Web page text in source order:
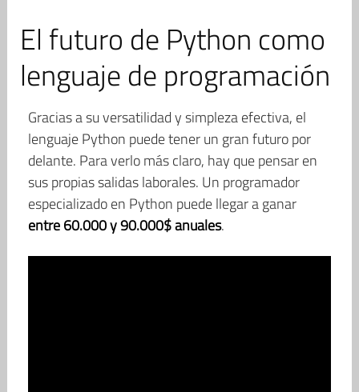
El futuro de Python como
lenguaje de programación
Gracias a su versatilidad y simpleza efectiva, el
lenguaje Python puede tener un gran futuro por
delante. Para verlo más claro, hay que pensar en
sus propias salidas laborales. Un programador
especializado en Python puede llegar a ganar
entre 60.000 y 90.000$ anuales.